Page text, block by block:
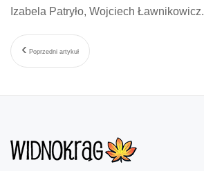
Izabela Patryło, Wojciech Ławnikowicz.
Poprzedni artykuł